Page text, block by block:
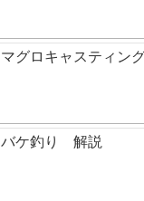
マグロキャスティン
バケ釣り 解説